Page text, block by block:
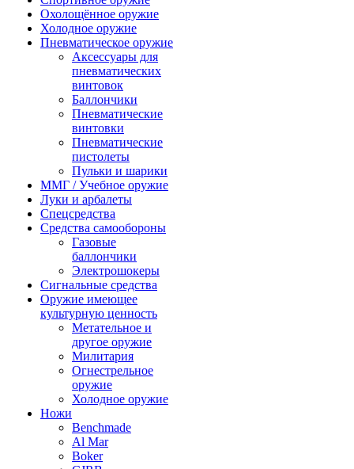
Охолощённое оружие
Холодное оружие
Пневматическое оружие
Аксессуары для
пневматических
винтовок
Баллончики
Пневматические
винтовки
Пневматические
пистолеты
Пульки и шарики
ММГ / Учебное оружие
Луки и арбалеты
Спецсредства
Средства самообороны
Газовые
баллончики
Электрошокеры
Сигнальные средства
Оружие имеющее
культурную ценность
Метательное и
другое оружие
Милитария
Огнестрельное
оружие
Холодное оружие
Ножи
Benchmade
Al Mar
Boker